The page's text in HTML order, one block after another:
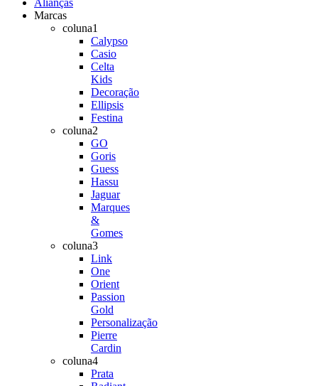
Alianças
Marcas
coluna1
Calypso
Casio
Celta
Kids
Decoração
Ellipsis
Festina
coluna2
GO
Goris
Guess
Hassu
Jaguar
Marques
&
Gomes
coluna3
Link
One
Orient
Passion
Gold
Personalização
Pierre
Cardin
coluna4
Prata